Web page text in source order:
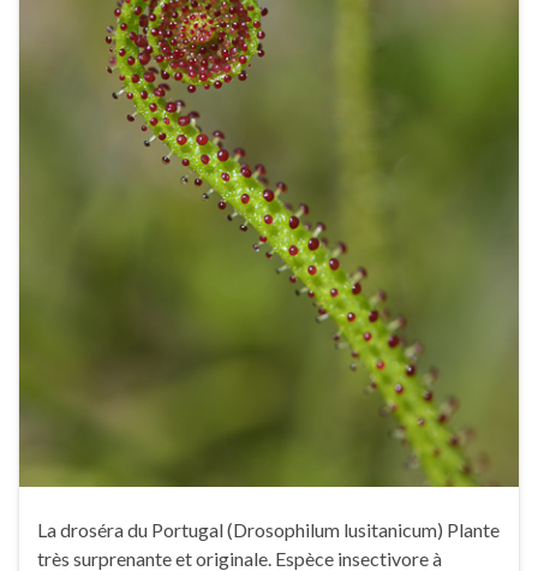
La droséra du Portugal (Drosophilum lusitanicum) Plante
très surprenante et originale. Espèce insectivore à